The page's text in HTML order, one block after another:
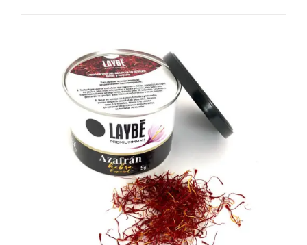
DETALLES